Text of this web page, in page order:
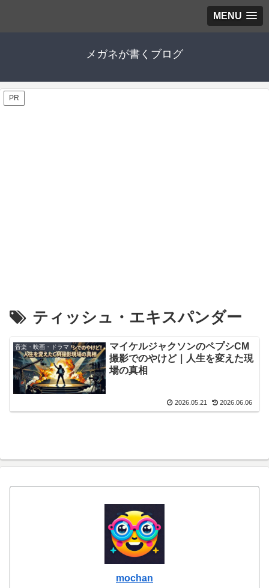
MENU
メガネが書くブログ
PR
ティッシュ・エキスパンダー
音楽・映画・ドラマ
マイケルジャクソンのペプシCM
撮影でのやけど｜人生を変えた現
場の真相
2026.05.21 2026.06.06
mochan